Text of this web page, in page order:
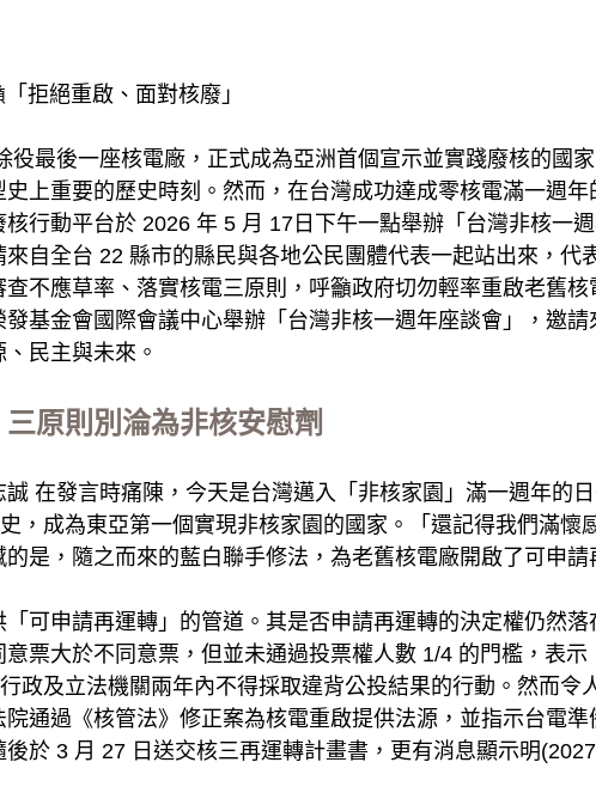
拒絕重啟、面對核廢」
役最後一座核電廠，正式成為亞洲首個宣示並實踐廢核的國
上重要的歷史時刻。然而，在台灣成功達成零核電滿一週
行動平台於 2026 年 5 月 17日下午一點舉辦「台灣非核一
自全台 22 縣市的縣民與各地公民團體代表一起站出來，代
不應草率、落實核電三原則，呼籲政府切勿輕率重啟老舊
基金會國際會議中心舉辦「台灣非核一週年座談會」，邀
民主與未來。
原則別淪為非核安慰劑
在發言時痛陳，今天是台灣邁入「非核家園」滿一週年的
，成為東亞第一個實現非核家園的國家。「還記得我們滿懷
是，隨之而來的藍白聯手修法，為老舊核電廠開啟了可申請
可申請再運轉」的管道。其是否申請再運轉的決定權仍然
票大於不同意票，但並未通過投票權人數 1/4 的門檻，表
政及立法機關兩年內不得採取違背公投結果的行動。然而令
通過《核管法》修正案為核電重啟提供法源，並指示台電
於 3 月 27 日送交核三再運轉計畫書，更有消息顯示明